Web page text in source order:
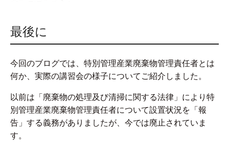
最後に
今回のブログでは、特別管理産業廃棄物管理責任者とは
何か、実際の講習会の様子についてご紹介しました。
以前は「廃棄物の処理及び清掃に関する法律」により特
別管理産業廃棄物管理責任者について設置状況を「報
告」する義務がありましたが、今では廃止されていま
す。